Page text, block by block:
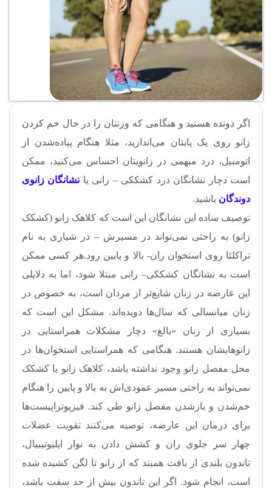
اگر دونده هستید و هنگامی که وزنتان را در حال خم کردن
زانو روی یک پایتان می‌اندازید، مثلا هنگام پیاده‌شدن از
اتومبیل، درد مبهمی در زانویتان احساس می‌کنید، ممکن
است دچار نشانگان درد کشککی – رانی یا نشانگان زانوی
دوندگان باشید.
توصیف ساده این نشانگان این است که کلاهک زانو (کشکک
زانو) به راحتی نمی‌تواند در مسیرش – در شیاری به نام
تراکلئا روی استخوان ران- بالا و پایین رود.هر کسی ممکن
است به نشانگان کشککی‌– رانی مبتلا شود، اما به دلایلی
این عارضه در زنان شایع‌تر از مردان است، به خصوص در
زنان میانسالی که سال‌ها دویده‌اند. مشکل این است که
بسیاری از زنان «بالغ» دچار مشکلات همراستایی در
زانوهایشان هستند. هنگامی که همراستایی استخوان‌ها در
محل مفصل زانو وجود نداشته باشد، کلاهک زانو یا کشکک
نمی‌تواند به راحتی مسیر عمودی‌اش به بالا و پایین را هنگام
خم‌شدن و باز‌شدن مفصل زانو طی کند. فیزیوتراپیست‌ها
برای درمان این عارضه، توصیه می‌‌کنند تقویت عضلات
چهار سر جلوی ران و کشش دادن به نوار ایلیوتیبیال،
تاندون بلندی از بافت همبند که از زانو تا لگن کشیده شده
است، انجام شود. اگر این تاندون بیش از حد سفت باشد،